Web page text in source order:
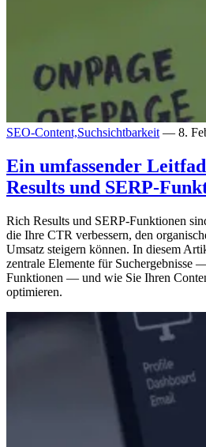
SEO-Content,Suchsichtbarkeit — 8.
Ein umfassender
Results und SERP-
Rich Results und SERP-Funktionen
die Ihre CTR verbessern, den
Umsatz steigern können. In diesem
zentrale Elemente für Suchergebnisse
Funktionen — und wie Sie Ihren
optimieren.